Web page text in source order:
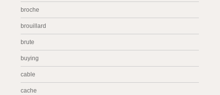
broche
brouillard
brute
buying
cable
cache